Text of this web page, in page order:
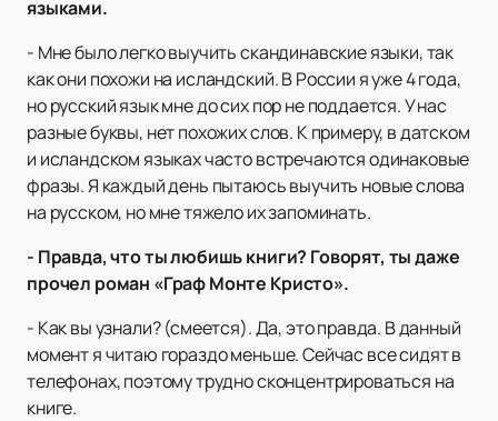
языками.
- Мне было легко выучить скандинавские языки, так
как они похожи на исландский. В России я уже 4 года,
но русский язык мне до сих пор не поддается. У нас
разные буквы, нет похожих слов. К примеру, в датском
и исландском языках часто встречаются одинаковые
фразы. Я каждый день пытаюсь выучить новые слова
на русском, но мне тяжело их запоминать.
- Правда, что ты любишь книги? Говорят, ты даже
прочел роман «Граф Монте Кристо».
- Как вы узнали? (смеется). Да, это правда. В данный
момент я читаю гораздо меньше. Сейчас все сидят в
телефонах, поэтому трудно сконцентрироваться на
книге.